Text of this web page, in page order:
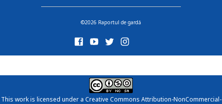
©2026 Raportul de gardă
This work is licensed under a Creative Commons Attribution-NonCommercial-